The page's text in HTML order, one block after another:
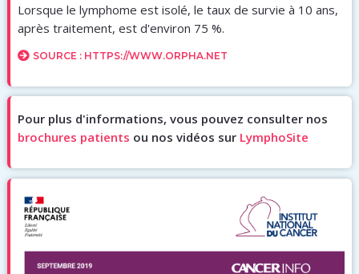
Lorsque le lymphome est isolé, le taux de survie à 10 ans,
après traitement, est d'environ 75 %.
SOURCE : HTTPS://WWW.ORPHA.NET
Pour plus d'informations, vous pouvez consulter nos
brochures patients ou nos vidéos sur LymphoSite